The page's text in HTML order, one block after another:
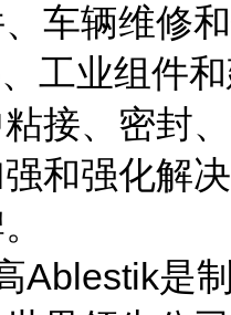
车辆维修
工业组件
接、密封
和强化解
Ablestik是